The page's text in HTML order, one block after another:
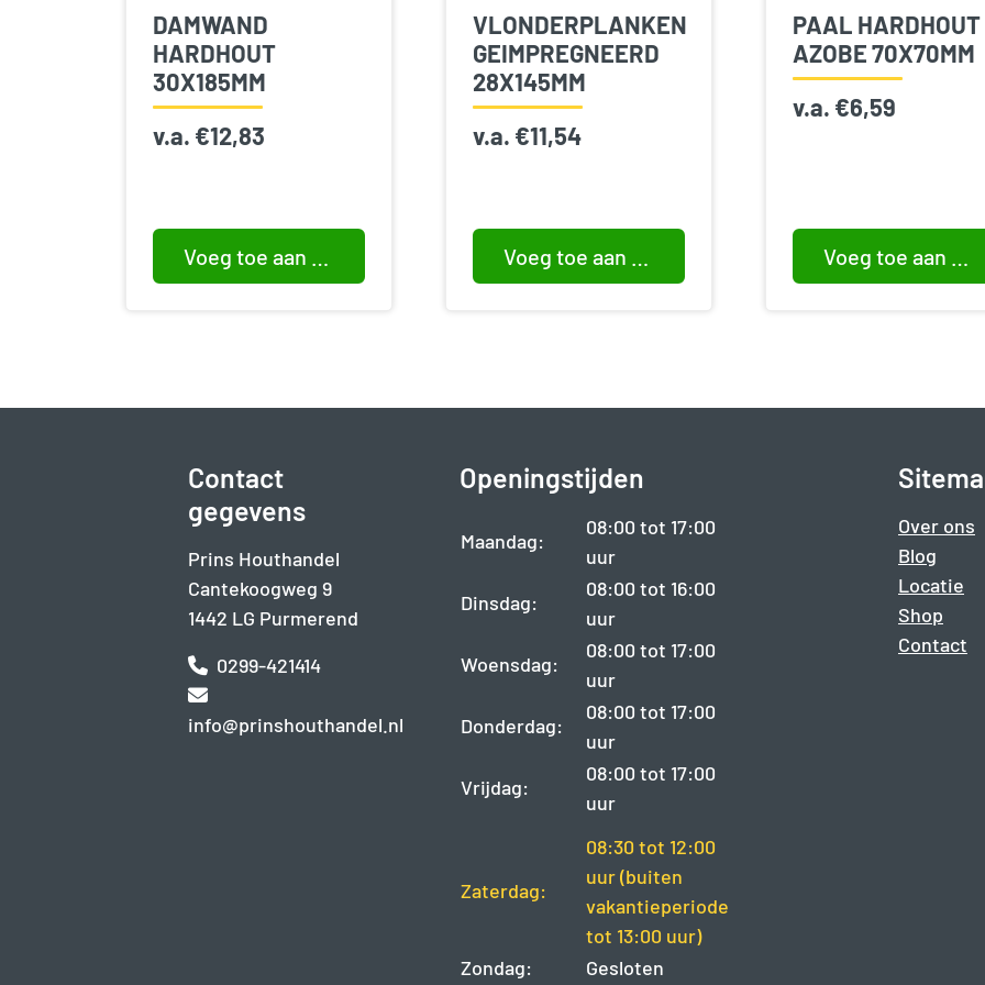
DAMWAND
HARDHOUT
30X185MM
v.a. €12,83
Voeg toe aan winkelwagen
VLONDERPLANKEN
GEIMPREGNEERD
28X145MM
v.a. €11,54
Voeg toe aan winkelwagen
PAAL HARDHOUT
AZOBE 70X70MM
v.a. €6,59
Voeg toe aan winkelwagen
Contact
gegevens
Prins Houthandel
Cantekoogweg 9
1442 LG Purmerend
0299-421414
info@prinshouthandel.nl
Openingstijden
Maandag:
08:00 tot 17:00
uur
Dinsdag:
08:00 tot 16:00
uur
Woensdag:
08:00 tot 17:00
uur
Donderdag:
08:00 tot 17:00
uur
Vrijdag:
08:00 tot 17:00
uur
Zaterdag:
08:30 tot 12:00
uur (buiten
vakantieperiode
tot 13:00 uur)
Zondag:
Gesloten
Over ons
Blog
Locatie
Shop
Contact